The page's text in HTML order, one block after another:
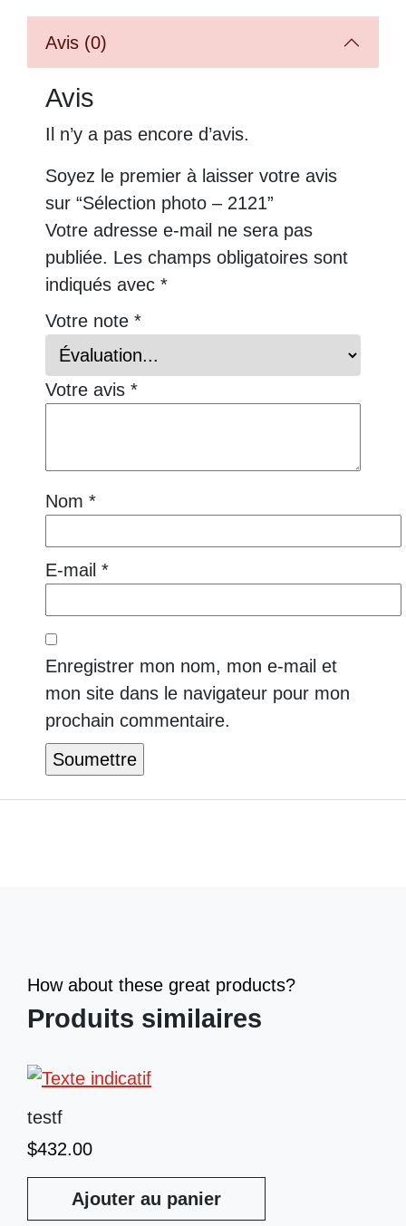
Avis (0)
Avis
Il n’y a pas encore d’avis.
Soyez le premier à laisser votre avis
sur “Sélection photo – 2121”
Votre adresse e-mail ne sera pas
publiée. Les champs obligatoires sont
indiqués avec *
Votre note *
Votre avis *
Nom *
E-mail *
Enregistrer mon nom, mon e-mail et
mon site dans le navigateur pour mon
prochain commentaire.
How about these great products?
Produits similaires
testf
$432.00
Ajouter au panier